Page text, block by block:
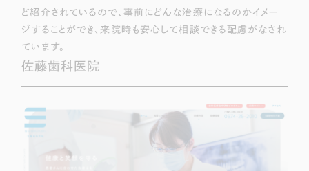
リープ・プロジェクト／ マーケティング代行
SEO対策によるアクセス獲得、反響獲得などの"Webマーケティング"から、
採用DX支援
採用業務代行
求人票作成・面接など各種業務代行、採用の仕組み作り支援
人材紹介サービス
完全成功報酬型のスカウト型ハイクラス人材紹介（岐阜・愛知）
リープ・リクルーティング
その他のサービス
情報セキュリティ方針
サイトマップ
ウェブアクセシビリティ方針
ど紹介されているので、事前にどんな治療になるのかイメー
ジすることができ、来院時も安心して相談できる配慮がなされ
ています。
佐藤歯科医院